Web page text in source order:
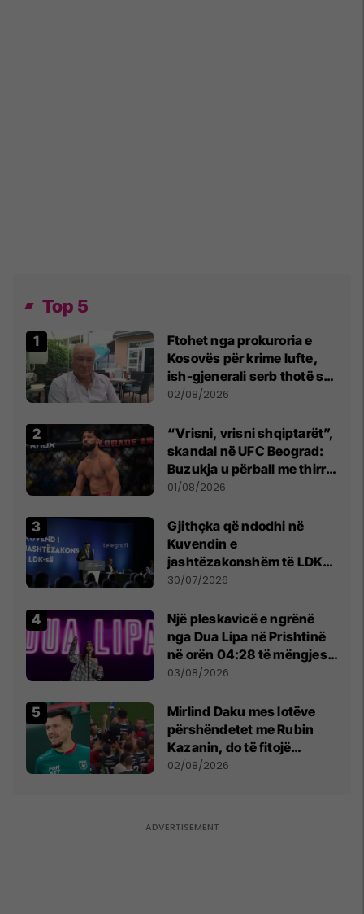
Top 5
Ftohet nga prokuroria e
Kosovës për krime lufte,
ish-gjenerali serb thotë se
dikush e tradhtoi në
02/08/2026
“Vrisni, vrisni shqiptarët”,
skandal në UFC Beograd:
Buzukja u përball me thirrje
anti-shqiptare nga
01/08/2026
Gjithçka që ndodhi në
Kuvendin e
jashtëzakonshëm të LDK-
së
30/07/2026
Një pleskavicë e ngrënë
nga Dua Lipa në Prishtinë
në orën 04:28 të mëngjesit
- dhe bota digjitale serbe
03/08/2026
Mirlind Daku mes lotëve
përshëndetet me Rubin
Kazanin, do të fitojë
miliona te Spartak Moska
02/08/2026